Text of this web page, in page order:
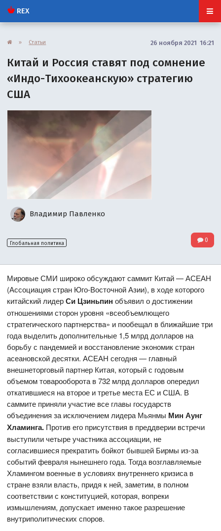
REX
» Статьи 26 ноября 2021 16:21
Китай и Россия ставят под сомнение
«Индо-Тихоокеанскую» стратегию
США
Владимир Павленко
Глобальная политика 0
Мировые СМИ широко обсуждают саммит Китай — АСЕАН
(Ассоциация стран Юго-Восточной Азии), в ходе которого
китайский лидерСи Цзиньпин объявил о достижении
отношениями сторон уровня «всеобъемлющего
стратегического партнерства» и пообещал в ближайшие три
года выделить дополнительные 1,5 млрд долларов на
борьбу с пандемией и восстановление экономик стран
асеановской десятки. АСЕАН сегодня — главный
внешнеторговый партнер Китая, который с годовым
объемом товарооборота в 732 млрд долларов опередил
откатившиеся на второе и третье места ЕС и США. В
саммите приняли участие все главы государств
объединения за исключением лидера Мьянмы Мин Аунг
Хламинга. Против его присутствия в преддверии встречи
выступили четыре участника ассоциации, не
согласившиеся прекратить бойкот бывшей Бирмы из-за
событий февраля нынешнего года. Тогда возглавляемые
Хламингом военные в условиях внутреннего кризиса в
стране взяли власть, придя к ней, заметим, в полном
соответствии с конституцией, которая, вопреки
измышлениям, допускает именно такое разрешение
внутриполитических споров.